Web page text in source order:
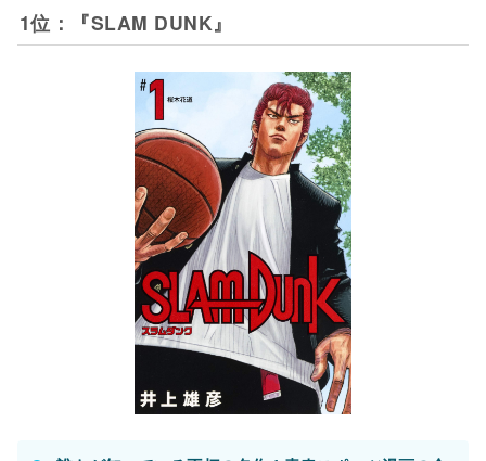
はじめの一歩
作者：森川ジョージ
巻数：139
コミックシーモアで読む
キャプテン翼
1981年
作者：高橋陽一
ジャンル：サッカー
巻数：37
コミックシーモアで読む
テニスの王子様 1999年
作者：許斐剛
ジャンル：テニス , 青春
巻数：42
コミックシーモアで読む
ハイキュー!!
2012年
巻数：45
DEAR BOYS
作者：八神ひろき
巻数：23
コミックシーモアで読む
ベイビーステップ 2007年
作者：勝木光
ジャンル：テニス , 青春 , 恋愛
巻数：47
コミックシーモアで読む
青空エール 2008年
作者：河原和音
ジャンル：恋愛 , 野球 , 吹奏楽
巻数：19
コミックシーモアで読む
メダリスト 2020年
作者：つるまいかだ
巻数：9
コミックシーモアで読む
ライジングインパクト 1998年
作者：鈴木央
ジャンル：ゴルフ , 小学生
巻数：17
コミックシーモアで読む
オーイ! とんぼ 2014年
作者：かわさき健 , 古沢優
ジャンル：ゴルフ
巻数：47
コミックシーモアで読む
灼熱カバディ
作者：武蔵野創
巻数：26
コミックシーモアで読む
DAYS 2013年
作者：安田剛士
ジャンル：サッカー , 青春
巻数：42
コミックシーモアで読む
GIANT KILLING
2007年
作者：綱本将也 , ツジトモ
ジャンル：サッカー , ヒューマンドラマ
巻数：62
コミックシーモアで読む
ハリガネサービス
2014年
巻数：24
1位：『SLAM DUNK』